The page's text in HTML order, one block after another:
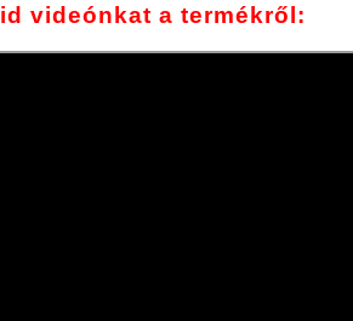
videónkat a termékről: